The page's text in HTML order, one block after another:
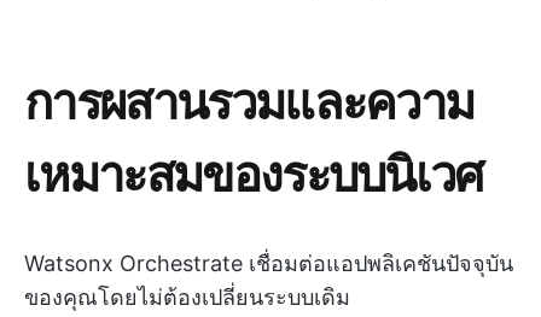
การผสานรวมและความ
เหมาะสมของระบบนิเวศ
Watsonx Orchestrate เชื่อมต่อแอปพลิเคชันปัจจุบัน
ของคุณโดยไม่ต้องเปลี่ยนระบบเดิม